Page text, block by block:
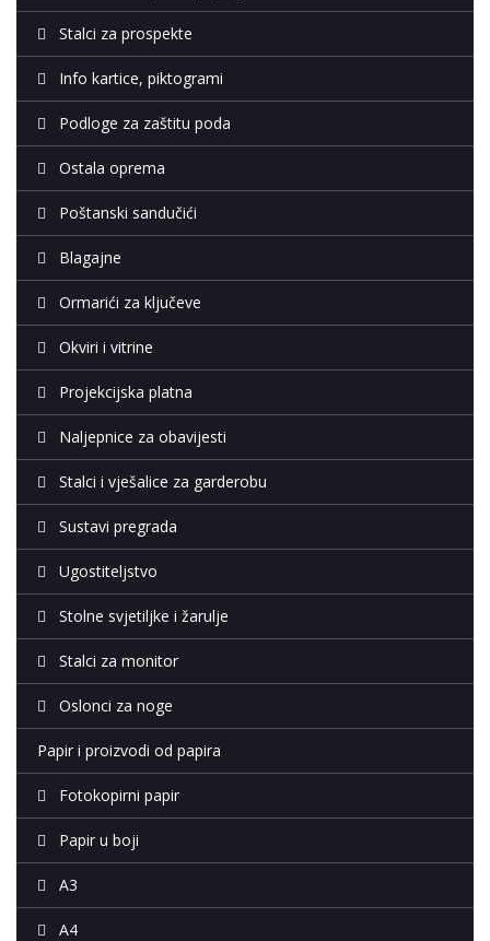
Stalci za prospekte
Info kartice, piktogrami
Podloge za zaštitu poda
Ostala oprema
Poštanski sandučići
Blagajne
Ormarići za ključeve
Okviri i vitrine
Projekcijska platna
Naljepnice za obavijesti
Stalci i vješalice za garderobu
Sustavi pregrada
Ugostiteljstvo
Stolne svjetiljke i žarulje
Stalci za monitor
Oslonci za noge
Papir i proizvodi od papira
Fotokopirni papir
Papir u boji
A3
A4